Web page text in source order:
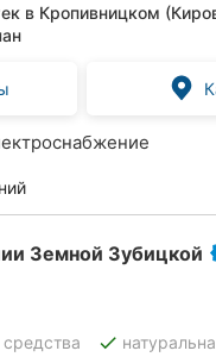
в Кропивницком
Земной Зубицкой
done